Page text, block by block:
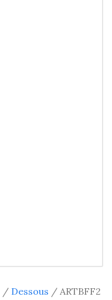
/ Dessous / ARTBFF2